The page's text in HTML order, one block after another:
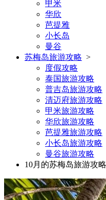
甲米
华欣
芭提雅
小长岛
曼谷
苏梅岛旅游攻略 >
度假攻略
泰国旅游攻略
普吉岛旅游攻略
清迈府旅游攻略
甲米旅游攻略
华欣旅游攻略
芭提雅旅游攻略
小长岛旅游攻略
曼谷旅游攻略
10月的苏梅岛旅游攻